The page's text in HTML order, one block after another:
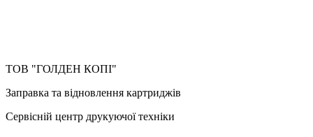
ТОВ "ГОЛДЕН КОПІ"
Заправка та відновлення картриджів
Сервісній центр друкуючої техніки